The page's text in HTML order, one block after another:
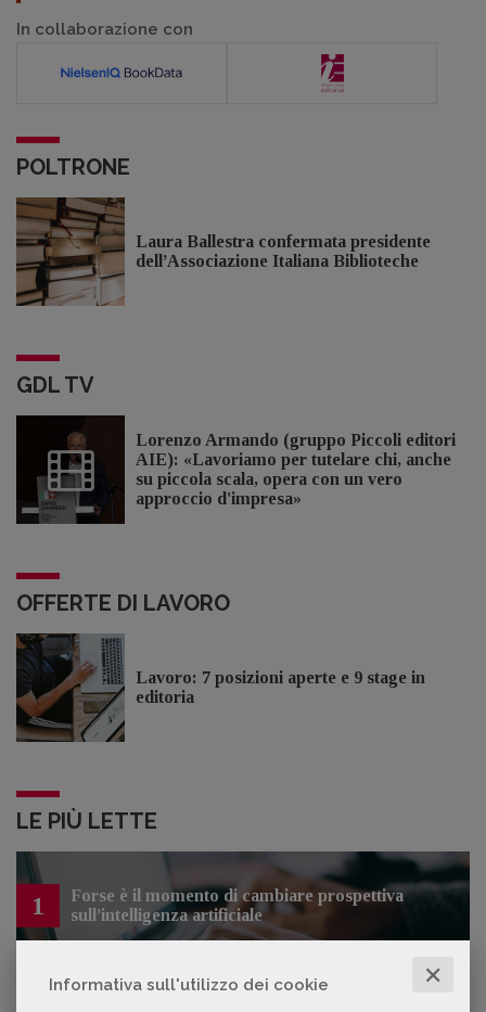
Informativa sull'utilizzo dei cookie ✕
In collaborazione con
POLTRONE
Laura Ballestra confermata presidente
dell’Associazione Italiana Biblioteche
GDL TV
Lorenzo Armando (gruppo Piccoli editori
AIE): «Lavoriamo per tutelare chi, anche
su piccola scala, opera con un vero
approccio d'impresa»
OFFERTE DI LAVORO
Lavoro: 7 posizioni aperte e 9 stage in
editoria
LE PIÙ LETTE
1
Forse è il momento di cambiare prospettiva
sull’intelligenza artificiale